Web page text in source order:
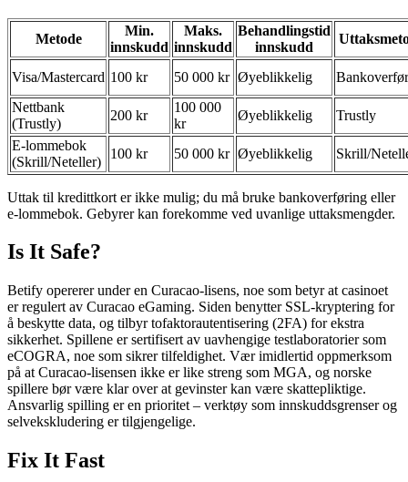
Metode
Min.
innskudd
Maks.
innskudd
Behandlingstid
innskudd
Visa/Mastercard 100 kr 50 000 kr Øyeblikkelig
Nettbank
(Trustly)
200 kr
100 000
kr
Øyeblikkelig
Trustly
E-lommebok
(Skrill/Neteller)
100 kr 50 000 kr Øyeblikkelig Skrill/
Uttak til kredittkort er ikke mulig; du må bruke bankoverføring eller
e-lommebok. Gebyrer kan forekomme ved uvanlige uttaksmengder.
Is It Safe?
Betify opererer under en Curacao-lisens, noe som betyr at casinoet
er regulert av Curacao eGaming. Siden benytter SSL-kryptering for
å beskytte data, og tilbyr tofaktorautentisering (2FA) for ekstra
sikkerhet. Spillene er sertifisert av uavhengige testlaboratorier som
eCOGRA, noe som sikrer tilfeldighet. Vær imidlertid oppmerksom
på at Curacao-lisensen ikke er like streng som MGA, og norske
spillere bør være klar over at gevinster kan være skattepliktige.
Ansvarlig spilling er en prioritet – verktøy som innskuddsgrenser og
selvekskludering er tilgjengelige.
Fix It Fast